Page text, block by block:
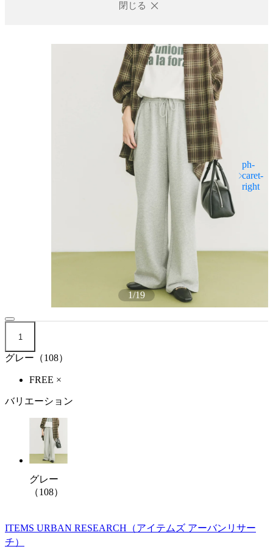
閉じる
1/19
1
グレー（108）
FREE ×
バリエーション
グレー
（108）
ITEMS URBAN RESEARCH （アイテムズ アーバンリサー
チ）